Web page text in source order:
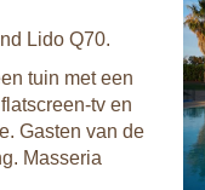
Lido Q70.
tuin met een
tv en
Gasten van de
Masseria